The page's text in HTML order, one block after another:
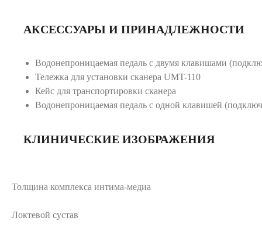
АКСЕССУАРЫ И ПРИНАДЛЕЖНОСТИ
Водонепроницаемая педаль с двумя клавишами
Тележка для установки сканера UMT-110
Кейс для транспортировки сканера
Водонепроницаемая педаль с одной клавишей
КЛИНИЧЕСКИЕ ИЗОБРАЖЕНИЯ
Толщина комплекса интима-медиа
Локтевой сустав